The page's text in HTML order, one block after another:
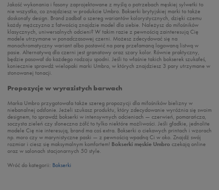
Jakość wykonania i fasony zaprojektowane z myślą o potrzebach męskiej sylwetki to
nie wszystko, co znajdziesz w produkcie Umbro. Bokserki brytyjskiej marki to także
doskonały design. Brand zadbał o szereg wariantów kolorystycznych, dzięki czemu
każdy mężczyzna z łatwością znajdzie model dla siebie. Należysz do miłośników
klasycznych, uniwersalnych odcieni? W takim razie z pewnością zainteresują Cię
modele utrzymane w ponadczasowej czerni. Możesz zdecydować się na
monochromatyczny wariant albo postawić na parę przełamaną logowaną listwą w
pasie. Alternatywą dla czerni jest granatowy oraz szary kolor. Równie praktyczny,
będzie pasował do każdego rodzaju spodni. Jeśli to właśnie takich bokserek szukałeś,
koniecznie sprawdź wielopaki marki Umbro, w których znajdziesz 3 pary utrzymane w
stonowanej tonacji.
Propozycje w wyrazistych barwach
Marka Umbro przygotowała także szereg propozycji dla miłośników bielizny w
niebanalnej odsłonie. Jeżeli szukasz produktu, który zdecydowanie wyróżnia się swoim
designem, to sprawdź bokserki w intensywnych odcieniach — czerwień, pomarańcza,
soczysta zieleń czy słoneczna żółć to tylko niektóre możliwości. Jeśli gładkie, jednolite
modele Cię nie interesują, brand ma coś extra. Bokserki o ciekawych printach i wzorach
np. moro czy w marynistyczne paski — z pewnością wpadną Ci w oko. Znajdź swój
rozmiar i ciesz się maksymalnym komfortem! Bokserki męskie Umbro czekają online
oraz w salonach stacjonarnych 50 style.
Wróć do kategorii: Bokserki